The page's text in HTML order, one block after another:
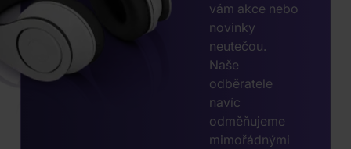
vám akce nebo
novinky
neutečou.
Naše
odběratele
navíc
odměňujeme
mimořádnými